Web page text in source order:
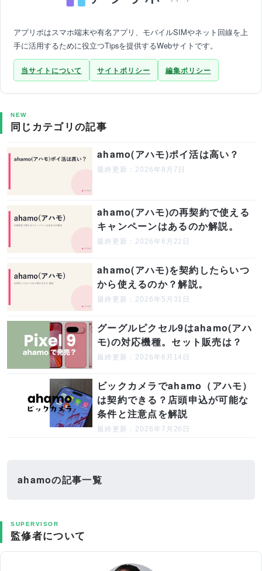
アプリポはスマホ端末や有名アプリ、モバイルSIMやネット回線を上
手に活用するために役立つTipsを提供するWebサイトです。
当サイトについて サイトポリシー 編集ポリシー
NEW
同じカテゴリの記事
ahamo(アハモ)ポイ活は高い？
最終更新：2026年8月7日
ahamo(アハモ)の再契約で使える
キャンペーンはあるのか解説。
最終更新：2026年6月22日
ahamo(アハモ)を契約したらいつ
から使えるのか？解説。
最終更新：2026年5月31日
グーグルピクセル9はahamo(アハ
モ)の対応機種。セット販売は？
最終更新：2026年6月14日
ビックカメラでahamo（アハモ）
は契約できる？店頭申込が可能な
条件と注意点を解説
最終更新：2026年7月26日
ahamoの記事一覧
SUPERVISOR
監修者について